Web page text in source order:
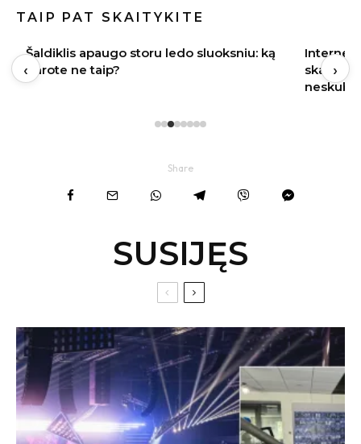
TAIP PAT SKAITYKITE
Šaldiklis apaugo storu ledo sluoksniu: ką
darote ne taip?
‹ ›
Share
SUSIJĘS